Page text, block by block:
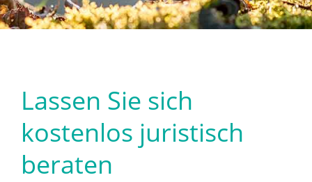
Lassen Sie sich
kostenlos juristisch
beraten